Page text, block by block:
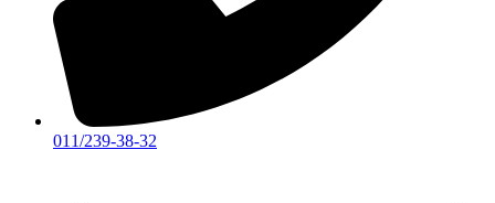
011/239-38-32